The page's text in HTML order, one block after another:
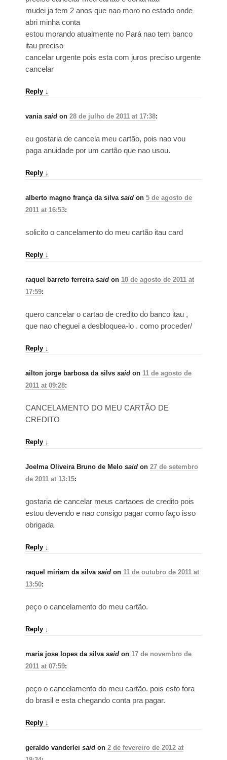
mudei ja tem 2 anos que nao moro no estado onde
abri minha conta
estou morando atualmente no Pará nao tem banco
itau preciso
cancelar urgente pois esta com juros preciso urgente
cancelar
Reply ↓
vania said on 28 de julho de 2011 at 17:38:
eu gostaria de cancela meu cartão, pois nao vou
paga anuidade por um cartão que nao usou.
Reply ↓
alberto magno frança da silva said on 5 de agosto de
2011 at 16:53:
solicito o cancelamento do meu cartão itau card
Reply ↓
raquel barreto ferreira said on 10 de agosto de 2011 at
17:59:
quero cancelar o cartao de credito do banco itau ,
que nao cheguei a desbloquea-lo . como proceder/
Reply ↓
ailton jorge barbosa da silvs said on 11 de agosto de
2011 at 09:28:
CANCELAMENTO DO MEU CARTÃO DE
CREDITO
Reply ↓
Joelma Oliveira Bruno de Melo said on 27 de setembro
de 2011 at 13:15:
gostaria de cancelar meus cartaoes de credito pois
estou devendo e nao consigo pagar como faço isso
obrigada
Reply ↓
raquel miriam da silva said on 11 de outubro de 2011 at
13:50:
peço o cancelamento do meu cartão.
Reply ↓
maria jose lopes da silva said on 17 de novembro de
2011 at 07:59:
peço o cancelamento do meu cartão. pois esto fora
do brasil e esta chegando conta pra pagar.
Reply ↓
geraldo vanderlei said on 2 de fevereiro de 2012 at